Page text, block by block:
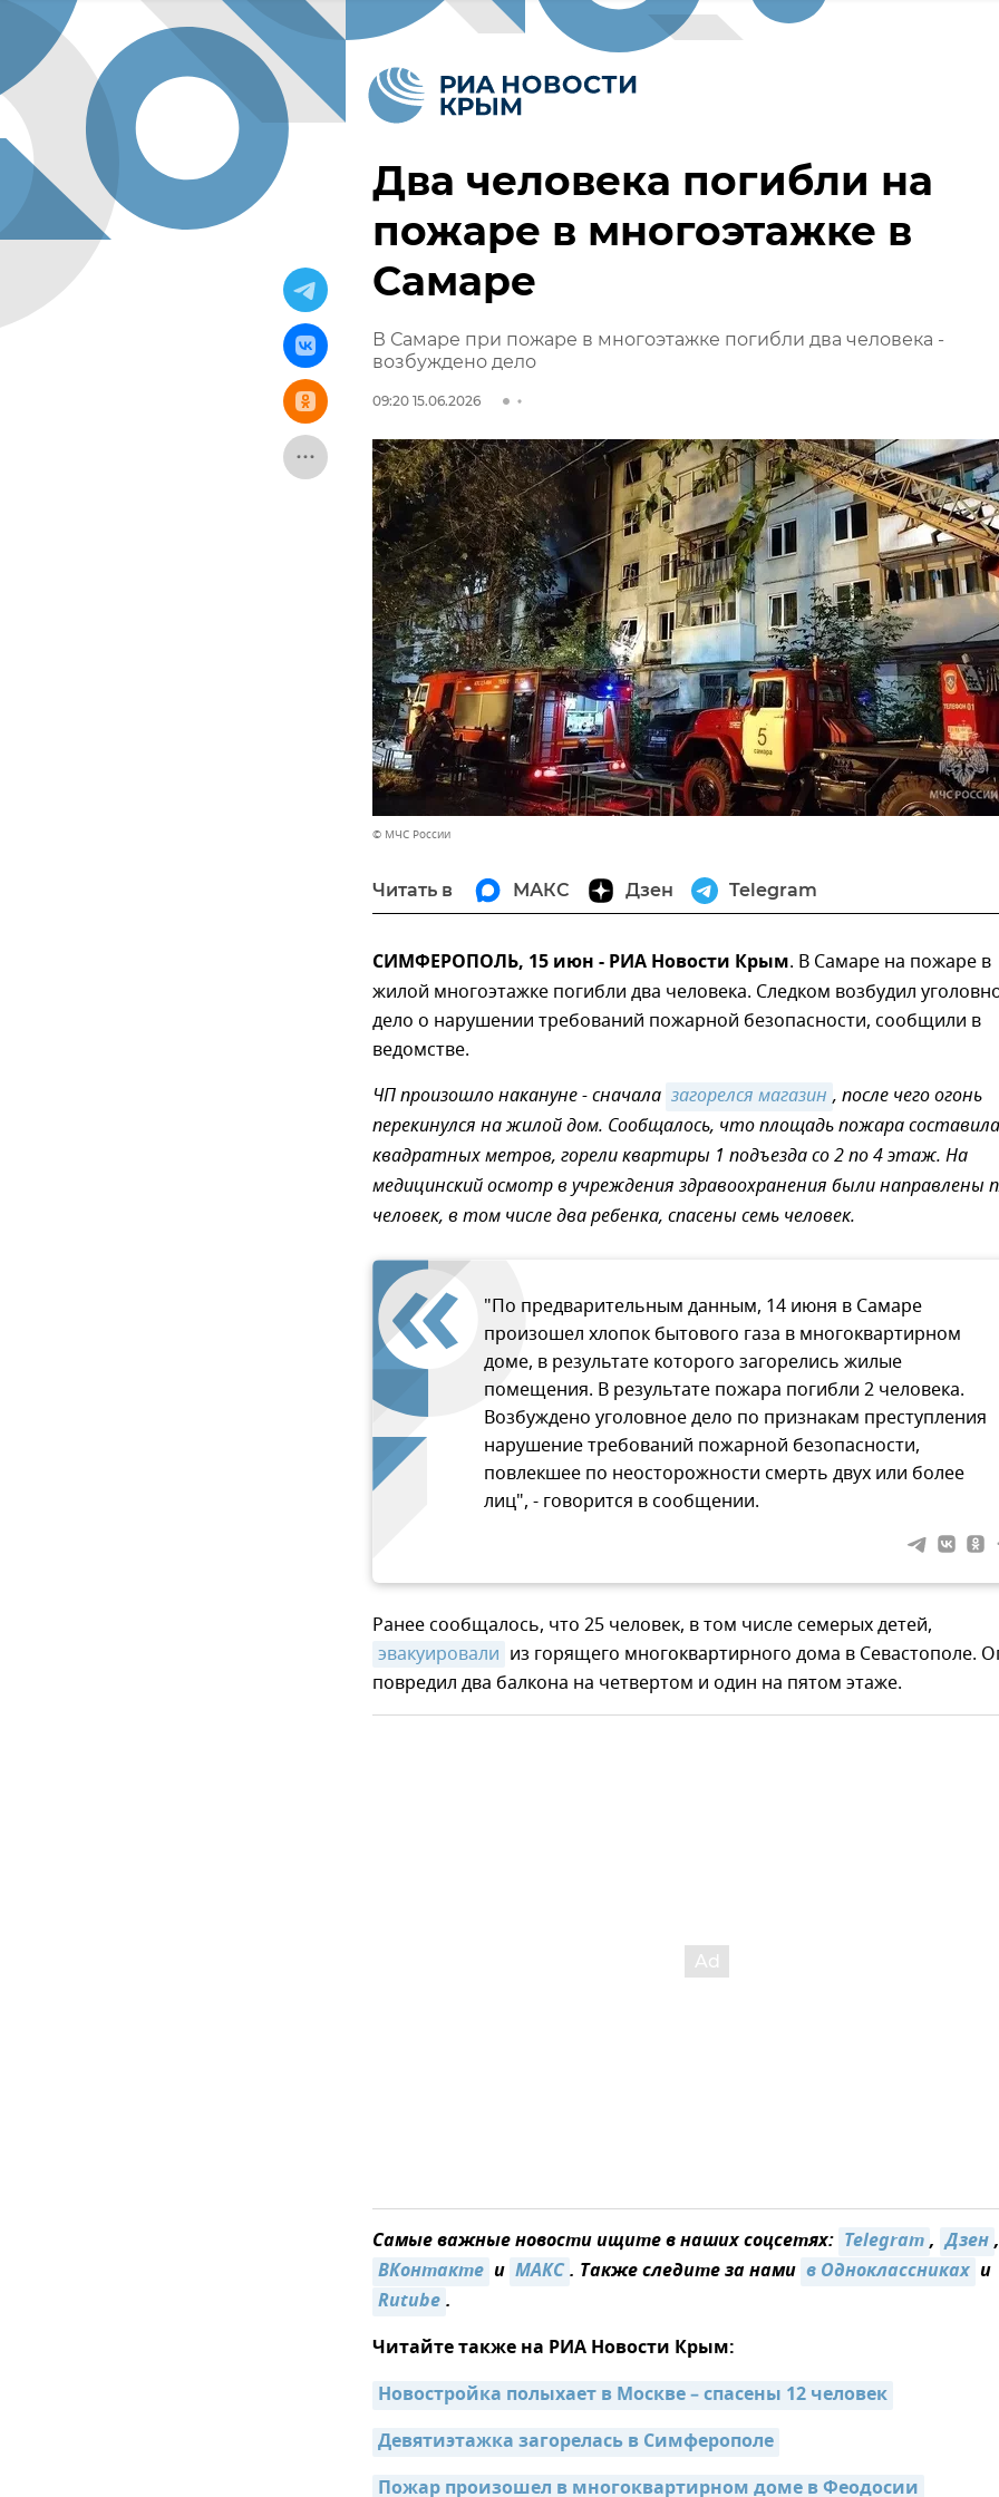
Два человека погибли на
пожаре в многоэтажке в
Самаре
В Самаре при пожаре в многоэтажке погибли два человека -
возбуждено дело
09:20 15.06.2026
© МЧС России
Читать в МАКС Дзен Telegram
СИМФЕРОПОЛЬ, 15 июн - РИА Новости Крым. В Самаре на пожаре в
жилой многоэтажке погибли два человека. Следком возбудил
дело о нарушении требований пожарной безопасности, сообщили в
ведомстве.
ЧП произошло накануне - сначала загорелся магазин , после чего огонь
перекинулся на жилой дом. Сообщалось, что площадь пожара
квадратных метров, горели квартиры 1 подъезда со 2 по 4 этаж.На
медицинский осмотр в учреждения здравоохранения были направлены
человек, в том числе два ребенка, спасены семь человек.
"По предварительным данным, 14 июня в Самаре
произошел хлопок бытового газа в многоквартирном
доме, в результате которого загорелись жилые
помещения. В результате пожара погибли 2 человека.
Возбуждено уголовное дело по признакам преступления
нарушение требований пожарной безопасности,
повлекшее по неосторожности смерть двух или более
лиц", - говорится в сообщении.
Ранее сообщалось, что 25 человек, в том числе семерых детей,
эвакуировали из горящего многоквартирного дома в Севастополе.
повредил два балкона на четвертом и один на пятом этаже.
Самые важные новости ищите в наших соцсетях: Telegram, Дзен,
ВКонтакте и МАКС. Также следите за нами в Одноклассниках и
Rutube.
Читайте также на РИА Новости Крым:
Новостройка полыхает в Москве – спасены 12 человек
Девятиэтажка загорелась в Симферополе
Пожар произошел в многоквартирном доме в Феодосии